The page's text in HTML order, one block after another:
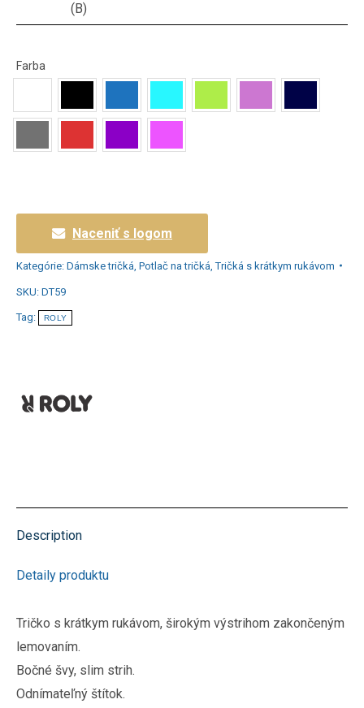
(B)
Farba
Naceniť s logom
Kategórie: Dámske tričká Potlač na tričká ,Tričká s krátkym rukávom
SKU: DT59
Tag: ROLY
Description
Detaily produktu
Tričko s krátkym rukávom, širokým výstrihom zakončeným
lemovaním.
Bočné švy, slim strih.
Odnímateľný štítok.